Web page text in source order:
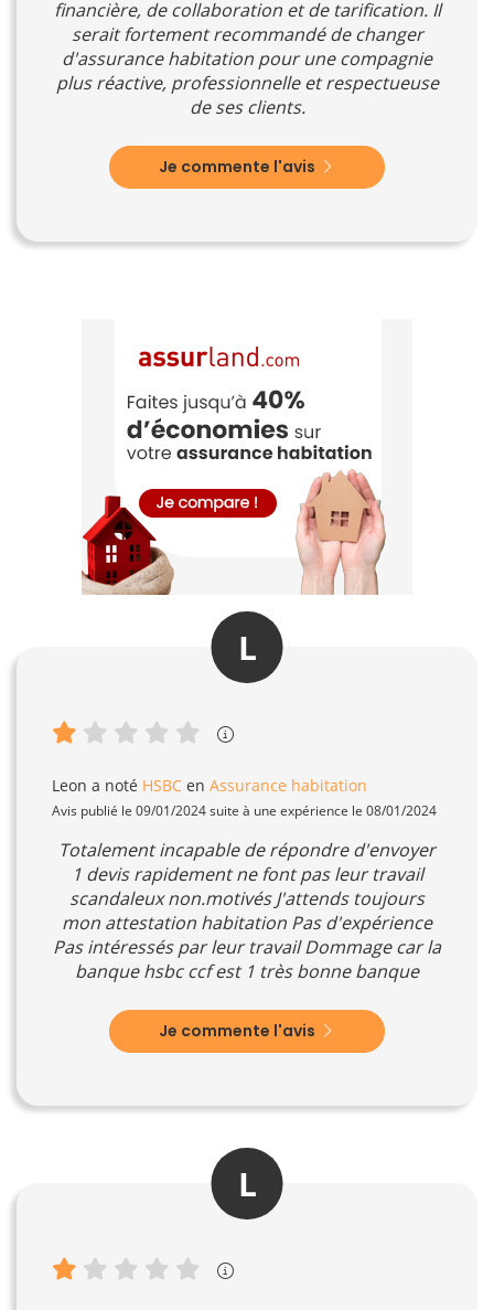
financière, de collaboration et de tarification. Il
serait fortement recommandé de changer
d'assurance habitation pour une compagnie
plus réactive, professionnelle et respectueuse
de ses clients.
Je commente l'avis
L
Leon a noté HSBC en Assurance habitation
Avis publié le 09/01/2024 suite à une expérience le 08/01/2024
Totalement incapable de répondre d'envoyer
1 devis rapidement ne font pas leur travail
scandaleux non.motivés J'attends toujours
mon attestation habitation Pas d'expérience
Pas intéressés par leur travail Dommage car la
banque hsbc ccf est 1 très bonne banque
Je commente l'avis
L